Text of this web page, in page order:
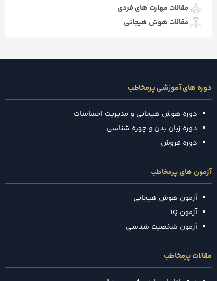
مقالات مهارت های فردی
مقالات هوش هیجانی
دوره های آموزشی پرمخاطب
دوره هوش هیجانی و مدیریت احساسات
دوره زبان بدن و چهره شناسی
دوره فروش
آزمون های پرمخاطب
آزمون هوش هیجانی
آزمون IQ
آزمون شخصیت شناسی
مقالات پرمخاطب